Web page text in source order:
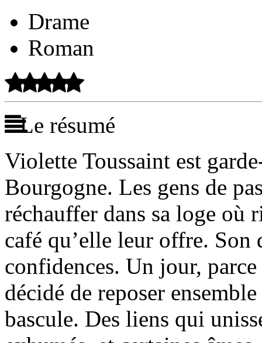
Drame
Roman
Le résumé
Violette Toussaint est
Bourgogne. Les gens de
réchauffer dans sa loge où
café qu’elle leur offre.
confidences. Un jour,
décidé de reposer
bascule. Des liens qui